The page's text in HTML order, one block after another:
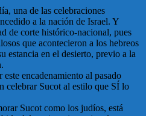
una de las celebraciones
a la nación de Israel. Y
de corte histórico-nacional, pues
que acontecieron a los hebreos
estancia en el desierto, previo a la
encadenamiento al pasado
celebrar Sucot al estilo que SÍ lo
Sucot como los judíos, está